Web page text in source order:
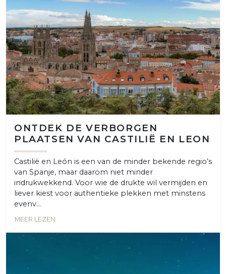
ONTDEK DE VERBORGEN
PLAATSEN VAN CASTILIË EN LEON
Castilië en León is een van de minder bekende regio’s
van Spanje, maar daarom niet minder
indrukwekkend. Voor wie de drukte wil vermijden en
liever kiest voor authentieke plekken met minstens
evenv...
MEER LEZEN